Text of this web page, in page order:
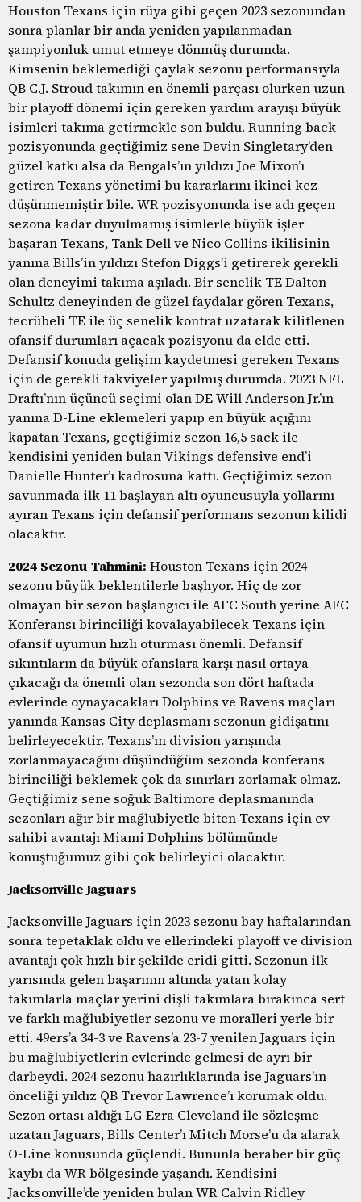
Houston Texans için rüya gibi geçen 2023 sezonundan
sonra planlar bir anda yeniden yapılanmadan
şampiyonluk umut etmeye dönmüş durumda.
Kimsenin beklemediği çaylak sezonu performansıyla
QB C.J. Stroud takımın en önemli parçası olurken uzun
bir playoff dönemi için gereken yardım arayışı büyük
isimleri takıma getirmekle son buldu. Running back
pozisyonunda geçtiğimiz sene Devin Singletary’den
güzel katkı alsa da Bengals’ın yıldızı Joe Mixon’ı
getiren Texans yönetimi bu kararlarını ikinci kez
düşünmemiştir bile. WR pozisyonunda ise adı geçen
sezona kadar duyulmamış isimlerle büyük işler
başaran Texans, Tank Dell ve Nico Collins ikilisinin
yanına Bills’in yıldızı Stefon Diggs’i getirerek gerekli
olan deneyimi takıma aşıladı. Bir senelik TE Dalton
Schultz deneyinden de güzel faydalar gören Texans,
tecrübeli TE ile üç senelik kontrat uzatarak kilitlenen
ofansif durumları açacak pozisyonu da elde etti.
Defansif konuda gelişim kaydetmesi gereken Texans
için de gerekli takviyeler yapılmış durumda. 2023 NFL
Draftı’nın üçüncü seçimi olan DE Will Anderson Jr.’ın
yanına D-Line eklemeleri yapıp en büyük açığını
kapatan Texans, geçtiğimiz sezon 16,5 sack ile
kendisini yeniden bulan Vikings defensive end’i
Danielle Hunter’ı kadrosuna kattı. Geçtiğimiz sezon
savunmada ilk 11 başlayan altı oyuncusuyla yollarını
ayıran Texans için defansif performans sezonun kilidi
olacaktır.
2024 Sezonu Tahmini: Houston Texans için 2024
sezonu büyük beklentilerle başlıyor. Hiç de zor
olmayan bir sezon başlangıcı ile AFC South yerine AFC
Konferansı birinciliği kovalayabilecek Texans için
ofansif uyumun hızlı oturması önemli. Defansif
sıkıntıların da büyük ofanslara karşı nasıl ortaya
çıkacağı da önemli olan sezonda son dört haftada
evlerinde oynayacakları Dolphins ve Ravens maçları
yanında Kansas City deplasmanı sezonun gidişatını
belirleyecektir. Texans’ın division yarışında
zorlanmayacağını düşündüğüm sezonda konferans
birinciliği beklemek çok da sınırları zorlamak olmaz.
Geçtiğimiz sene soğuk Baltimore deplasmanında
sezonları ağır bir mağlubiyetle biten Texans için ev
sahibi avantajı Miami Dolphins bölümünde
konuştuğumuz gibi çok belirleyici olacaktır.
Jacksonville Jaguars
Jacksonville Jaguars için 2023 sezonu bay haftalarından
sonra tepetaklak oldu ve ellerindeki playoff ve division
avantajı çok hızlı bir şekilde eridi gitti. Sezonun ilk
yarısında gelen başarının altında yatan kolay
takımlarla maçlar yerini dişli takımlara bırakınca sert
ve farklı mağlubiyetler sezonu ve moralleri yerle bir
etti. 49ers’a 34-3 ve Ravens’a 23-7 yenilen Jaguars için
bu mağlubiyetlerin evlerinde gelmesi de ayrı bir
darbeydi. 2024 sezonu hazırlıklarında ise Jaguars’ın
önceliği yıldız QB Trevor Lawrence’ı korumak oldu.
Sezon ortası aldığı LG Ezra Cleveland ile sözleşme
uzatan Jaguars, Bills Center’ı Mitch Morse’u da alarak
O-Line konusunda güçlendi. Bununla beraber bir güç
kaybı da WR bölgesinde yaşandı. Kendisini
Jacksonville’de yeniden bulan WR Calvin Ridley